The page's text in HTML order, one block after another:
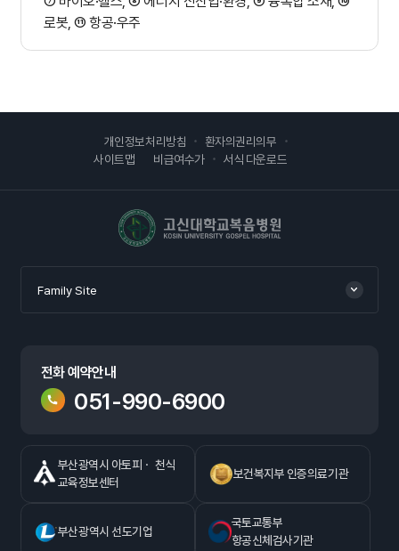
로봇, ⑪ 항공·우주
개인정보처리방침
환자의권리의무
사이트맵
비급여수가 서식 다운로드
Family Site
전화 예약안내
051-990-6900
부산광역시 아토피ㆍ 천식
교육정보센터
보건복지부 인증의료기관
부산광역시 선도기업
국토교통부
항공신체검사기관